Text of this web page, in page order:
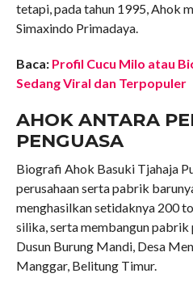
tetapi, pada tahun 1995, Ahok
Simaxindo Primadaya.
Baca: Profil Cucu Milo atau
Sedang Viral dan Terpopuler
AHOK ANTARA
PENGUASA
Biografi Ahok Basuki Tjahaja
perusahaan serta pabrik
menghasilkan setidaknya 200
silika, serta membangun pabrik
Dusun Burung Mandi, Desa
Manggar, Belitung Timur.